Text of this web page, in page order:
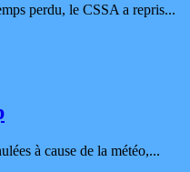
perdu, le CSSA a repris...
à cause de la météo,...